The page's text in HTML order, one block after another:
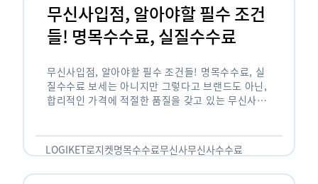
무신사입점, 알아야할 필수 조건
들! 명목수수료, 실질수수료
무신사입점, 알아야할 필수 조건들! 명목수수료, 실
질수수료 보세는 아니지만 그렇다고 브랜드도 아닌,
합리적인 가격에 적절한 품질을 갖고 있는 무신사!
LOGIKET로지켓명목수수료무신사무신사수수료